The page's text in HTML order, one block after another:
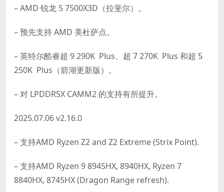
– AMD 锐龙 5 7500X3D（拉斐尔）。
– 预先支持 AMD 美杜萨点。
– 英特尔酷睿超 9 290K Plus、超 7 270K Plus 和超 5
250K Plus（箭湖更新版）。
– 对 LPDDR5X CAMM2 的支持有所提升。
2025.07.06 v2.16.0
– 支持AMD Ryzen Z2 and Z2 Extreme (Strix Point).
– 支持AMD Ryzen 9 8945HX, 8940HX, Ryzen 7
8840HX, 8745HX (Dragon Range refresh).